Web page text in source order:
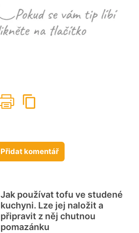
Přidat komentář
Jak používat tofu ve studené
kuchyni. Lze jej naložit a
připravit z něj chutnou
pomazánku